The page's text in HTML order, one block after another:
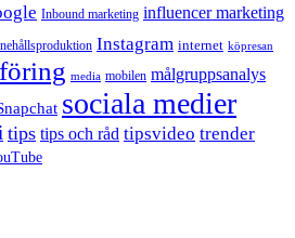
Inbound marketing influencer marketing
Instagram internet köpresan
media mobilen målgruppsanalys
sociala medier
tips tips och råd tipsvideo trender